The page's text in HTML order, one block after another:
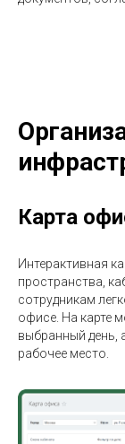
Карта
Интерактивная
пространства,
сотрудникам
офисе. На карте
выбранный день,
рабочее место.